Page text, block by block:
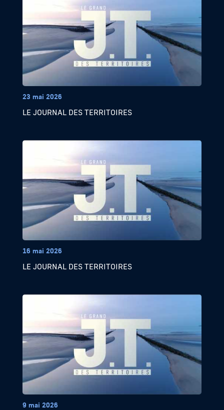
23 mai 2026
LE JOURNAL DES TERRITOIRES
16 mai 2026
LE JOURNAL DES TERRITOIRES
9 mai 2026